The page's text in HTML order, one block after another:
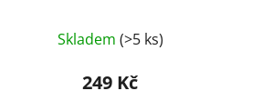
hodnocení
produktu
Skladem (>5 ks)
249 Kč